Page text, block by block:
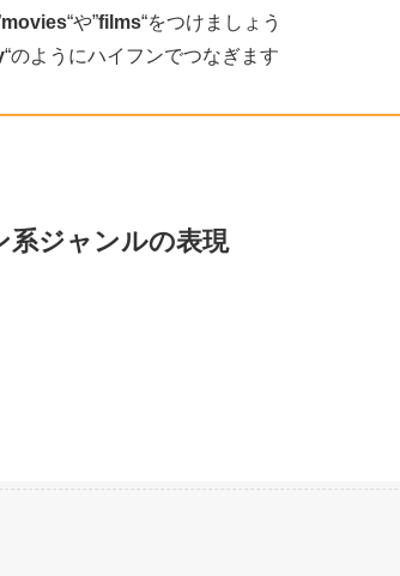
movies“や”films“をつけましょう
“のようにハイフンでつなぎます
ジャンルの表現